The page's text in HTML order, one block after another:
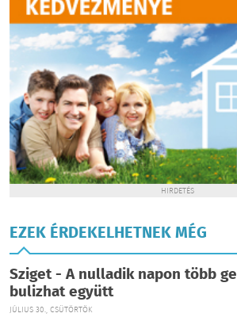
HIRDETÉS
EZEK ÉRDEKELHETNEK MÉG
Sziget - A nulladik napon több
bulizhat együtt
JÚLIUS 30., CSÜTÖRTÖK